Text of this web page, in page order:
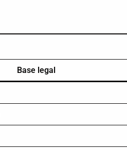
Base legal